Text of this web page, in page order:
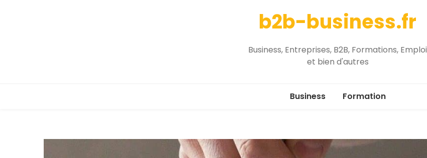
b2b-business.fr
Business, Entreprises, B2B, Formations, Emploi
et bien d'autres
Business Formation